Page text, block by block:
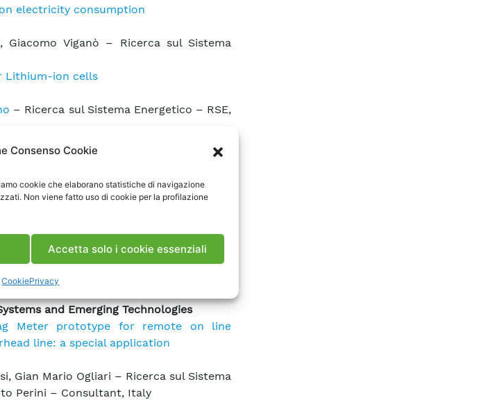
Consenso Cookie
cookie che elaborano statistiche di navigazione
Non viene fatto uso di cookie per la profilazione
Accetta solo i cookie essenziali
CookiePrivacy
electricity consumption
, Giacomo Viganò – Ricerca sul Sistema
Lithium-ion cells
– Ricerca sul Sistema Energetico – RSE,
via Participation in Balancing Services:
Users
Gallanti, Antonio Gatti – Ricerca
– Ricerca sul Sistema Energetico – RSE,
and Emerging Technologies
Meter prototype for remote on line
line: a special application
Gian Mario Ogliari – Ricerca sul Sistema
Perini – Consultant, Italy